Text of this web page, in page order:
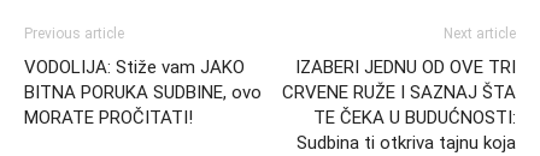
Previous article
VODOLIJA: Stiže vam JAKO
BITNA PORUKA SUDBINE, ovo
MORATE PROČITATI!
Next article
IZABERI JEDNU OD OVE TRI
CRVENE RUŽE I SAZNAJ ŠTA
TE ČEKA U BUDUĆNOSTI:
Sudbina ti otkriva tajnu koja